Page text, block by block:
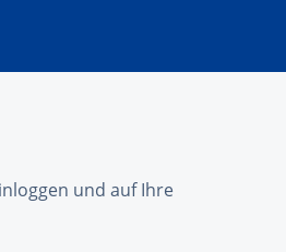
und auf Ihre